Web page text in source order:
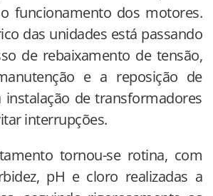
funcionamento dos motores.
das unidades está passando
de rebaixamento de tensão,
e a reposição de
instalação de transformadores
interrupções.
tornou-se rotina, com
pH e cloro realizadas a